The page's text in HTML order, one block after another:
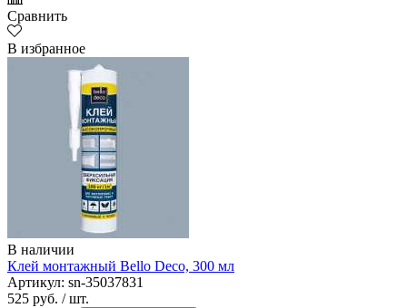
Сравнить
В избранное
В наличии
Клей монтажный Bello Deco, 300 мл
Артикул: sn-35037831
525 руб. / шт.